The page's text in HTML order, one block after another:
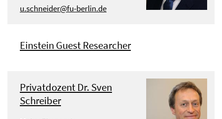
u.schneider@fu-berlin.de
Einstein Guest Researcher
Privatdozent Dr. Sven
Schreiber